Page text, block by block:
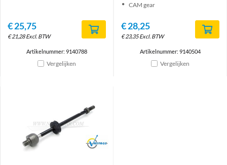
€25,75
€21,28 Excl. BTW
Artikelnummer: 9140788
Vergelijken
CAM gear
€28,25
€23,35 Excl. BTW
Artikelnummer: 9140504
Vergelijken
Brand